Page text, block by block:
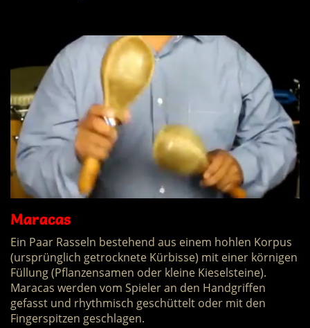
Maracas
Ein Paar Rasseln bestehend aus einem hohlen Korpus
(ursprünglich getrocknete Kürbisse) mit einer körnigen
Füllung (Pflanzensamen oder kleine Kieselsteine).
Maracas werden vom Spieler an den Handgriffen
gefasst und rhythmisch geschüttelt oder mit den
Fingerspitzen geschlagen.